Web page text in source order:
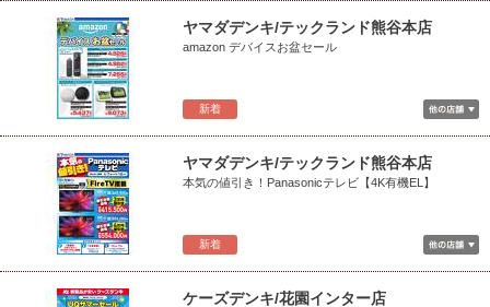
新着
ヤマダデンキ/テックランド熊谷本店
amazon デバイスお盆セール
新着
ヤマダデンキ/テックランド熊谷本店
本気の値引き！Panasonicテレビ【4K有機EL】
ケーズデンキ/花園インター店